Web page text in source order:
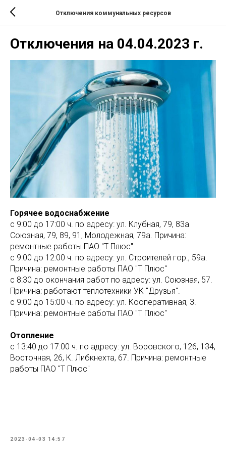
Отключения коммунальных ресурсов
Отключения на 04.04.2023 г.
Горячее водоснабжение
с 9:00 до 17:00 ч. по адресу: ул. Клубная, 79, 83а
Союзная, 79, 89, 91, Молодежная, 79а. Причина:
ремонтные работы ПАО "Т Плюс"
с 9:00 до 12:00 ч. по адресу: ул. Строителей гор., 59а.
Причина: ремонтные работы ПАО "Т Плюс"
с 8:30 до окончания работ по адресу: ул. Союзная, 57.
Причина: работают теплотехники УК "Друзья".
с 9:00 до 15:00 ч. по адресу: ул. Кооперативная, 3.
Причина: ремонтные работы ПАО "Т Плюс"
Отопление
с 13:40 до 17:00 ч. по адресу: ул. Воровского, 126, 134,
Восточная, 26, К. Либкнехта, 67. Причина: ремонтные
работы ПАО "Т Плюс"
2023-04-03 14:57